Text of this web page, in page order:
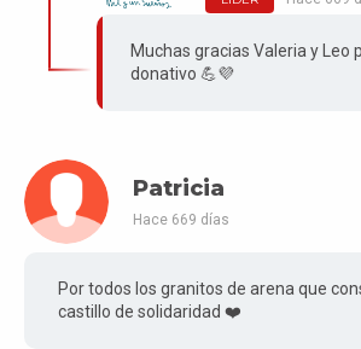
Muchas gracias Valeria y Leo
donativo 💪💜
Patricia
Hace 669 días
Por todos los granitos de arena que
castillo de solidaridad ❤️